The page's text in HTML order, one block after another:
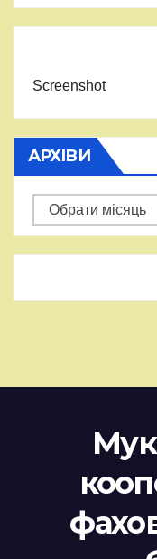
Screenshot
АРХІВИ
Архіви